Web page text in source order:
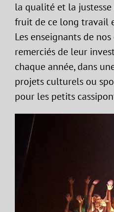
la qualité et la
fruit de ce long travail
Les enseignants de
remerciés de leur
chaque année, dans
projets culturels ou
pour les petits